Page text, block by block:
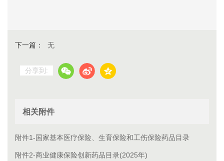
下一篇： 无
分享到:
相关附件
附件1-国家基本医疗保险、生育保险和工伤保险药品目录
（2025年）
附件2-商业健康保险创新药品目录(2025年)